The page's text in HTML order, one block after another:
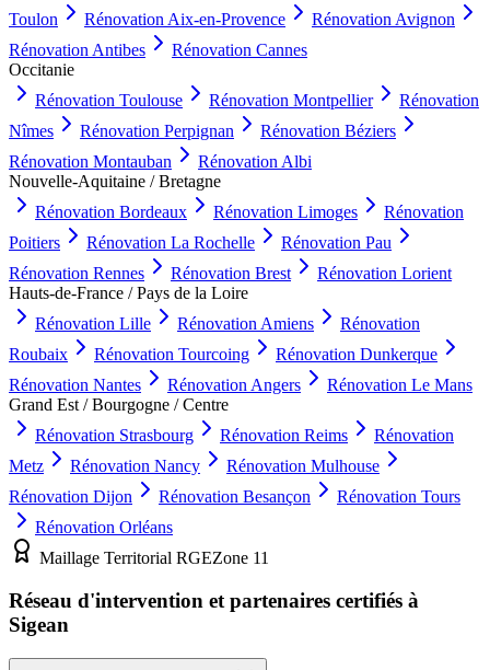
Toulon
Rénovation Aix-en-Provence Rénovation Avignon
Rénovation Antibes Rénovation Cannes
Occitanie
Rénovation Toulouse Rénovation Montpellier
Rénovation
Nîmes
Rénovation Perpignan Rénovation Béziers
Rénovation Montauban Rénovation Albi
Nouvelle-Aquitaine / Bretagne
Rénovation Bordeaux Rénovation Limoges
Rénovation
Poitiers
Rénovation La Rochelle Rénovation Pau
Rénovation Rennes Rénovation Brest Rénovation Lorient
Hauts-de-France / Pays de la Loire
Rénovation Lille Rénovation Amiens
Rénovation
Roubaix
Rénovation Tourcoing Rénovation Dunkerque
Rénovation Nantes Rénovation Angers Rénovation Le Mans
Grand Est / Bourgogne / Centre
Rénovation Strasbourg Rénovation Reims
Rénovation
Metz
Rénovation Nancy Rénovation Mulhouse
Rénovation Dijon Rénovation Besançon Rénovation Tours
Rénovation Orléans
Maillage Territorial RGEZone 11
Réseau d'intervention et partenaires certifiés à
Sigean